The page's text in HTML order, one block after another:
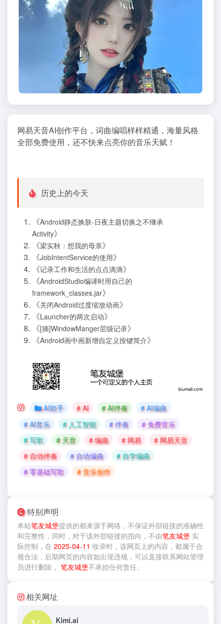
网易天音AI创作平台，词曲编唱样样精通，海量风格
全部免费使用，还不快来点亮你的音乐天赋！
历史上的今天
《Android静态换肤-日夜主题切换之不继承
Activity》
《梁实秋：想我的母亲》
《JobIntentService的使用》
《记录工作和生活的点点滴滴》
《AndroidStudio编译时用自己的
framework_classes.jar》
《关闭Android过度缩放动画》
《Launcher的两次启动》
《[摘]WindowManger层级记录》
《Android画中画新增自定义按键简介》
AI助手 # AI # AI伴奏
# AI编曲
# AI音乐
# 人工智能 # 伴奏
# 免费音乐
# 写歌
# 天音 # 编曲 # 网易
# 网易天音
# 自动伴奏
# 自动编曲
# 自学编曲
# 零基础写歌
# 音乐创作
特别声明
本站笔友城堡提供的都来源于网络，不保证外部链接的准确性
和完整性，同时，对于该外部链接的指向，不由笔友城堡 实
际控制，在 2025-04-11 收录时，该网页上的内容，都属于合
规合法，后期网页的内容如出现违规，可以直接联系网站管理
员进行删除， 笔友城堡不承担任何责任。
相关网址
Kimi.ai